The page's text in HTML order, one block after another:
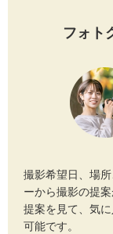
フォト
撮影希望日、場
ーから撮影の提案
提案を見て、気
可能です。